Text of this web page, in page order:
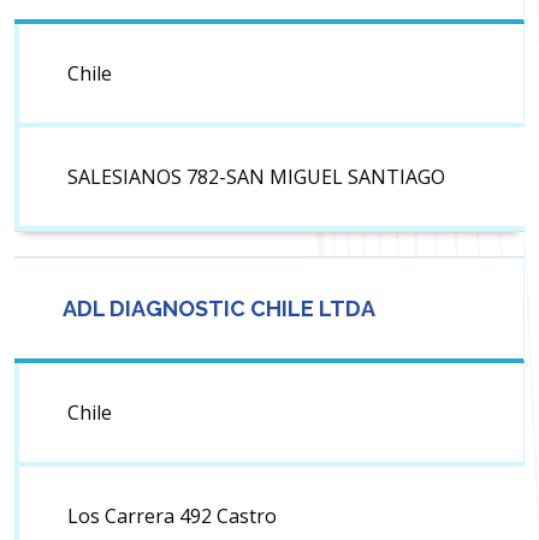
Chile
SALESIANOS 782-SAN MIGUEL SANTIAGO
ADL DIAGNOSTIC CHILE LTDA
Chile
Los Carrera 492 Castro